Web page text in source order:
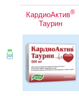
КардиоАктив®
Таурин